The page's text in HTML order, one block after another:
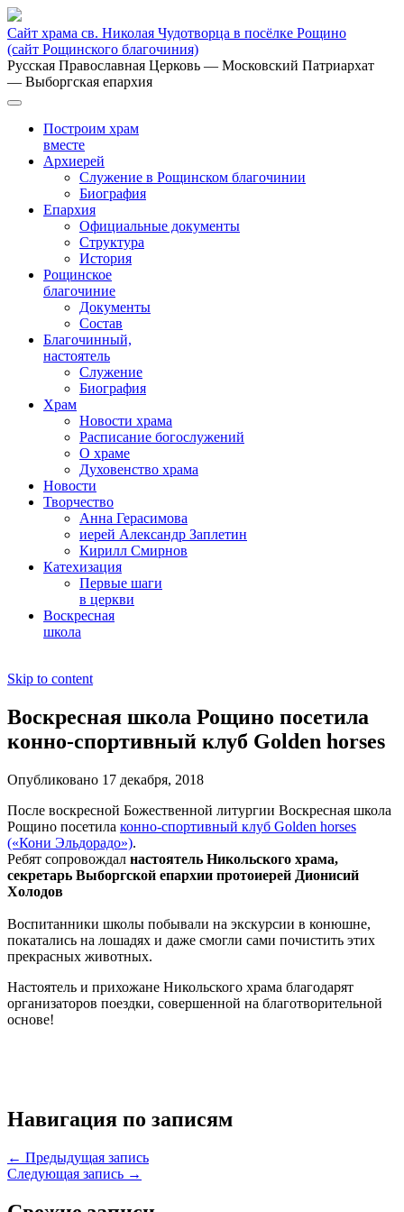
Сайт храма св. Николая Чудотворца в посёлке Рощино
(сайт Рощинского благочиния)
Русская Православная Церковь — Московский Патриархат
— Выборгская епархия
Построим храм
вместе
Архиерей
Служение в Рощинском благочинии
Биография
Епархия
Официальные документы
Структура
История
Рощинское
благочиние
Документы
Состав
Благочинный,
настоятель
Служение
Биография
Храм
Новости храма
Расписание богослужений
О храме
Духовенство храма
Новости
Творчество
Анна Герасимова
иерей Александр Заплетин
Кирилл Смирнов
Катехизация
Первые шаги
в церкви
Воскресная
школа
Skip to content
Воскресная школа Рощино посетила
конно-спортивный клуб Golden horses
Опубликовано 17 декабря, 2018
После воскресной Божественной литургии Воскресная школа
Рощино посетила конно-спортивный клуб Golden horses
(«Кони Эльдорадо»).
Ребят сопровождал настоятель Никольского храма,
секретарь Выборгской епархии протоиерей Дионисий
Холодов
Воспитанники школы побывали на экскурсии в конюшне,
покатались на лошадях и даже смогли сами почистить этих
прекрасных животных.
Настоятель и прихожане Никольского храма благодарят
организаторов поездки, совершенной на благотворительной
основе!
Навигация по записям
← Предыдущая запись
Следующая запись →